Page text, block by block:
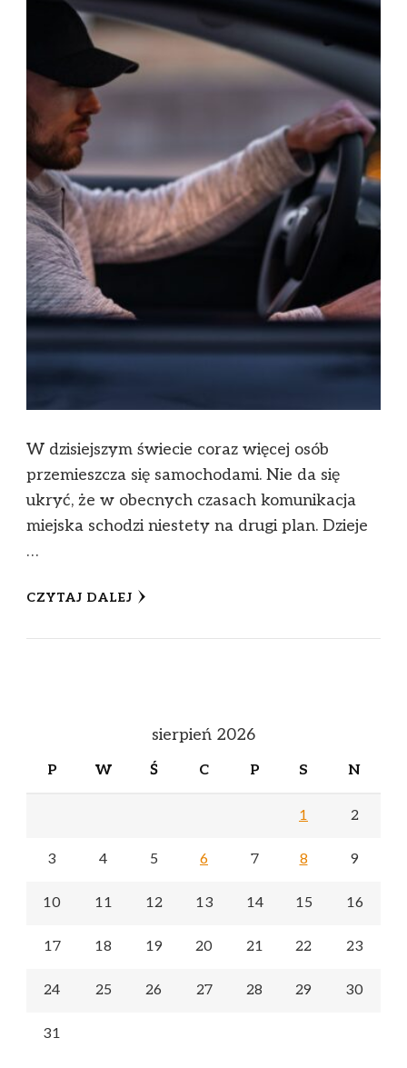
W dzisiejszym świecie coraz więcej osób
przemieszcza się samochodami. Nie da się
ukryć, że w obecnych czasach komunikacja
miejska schodzi niestety na drugi plan. Dzieje
…
CZYTAJ DALEJ
sierpień 2026
P W Ś C P S N
1 2
3 4 5 6 7 8 9
10 11 12 13 14 15 16
17 18 19 20 21 22 23
24 25 26 27 28 29 30
31